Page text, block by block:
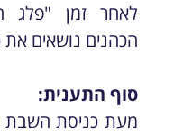
לאחר זמן "פלג
הכהנים נושאים את
סוף התענית:
מעת כניסת השבת